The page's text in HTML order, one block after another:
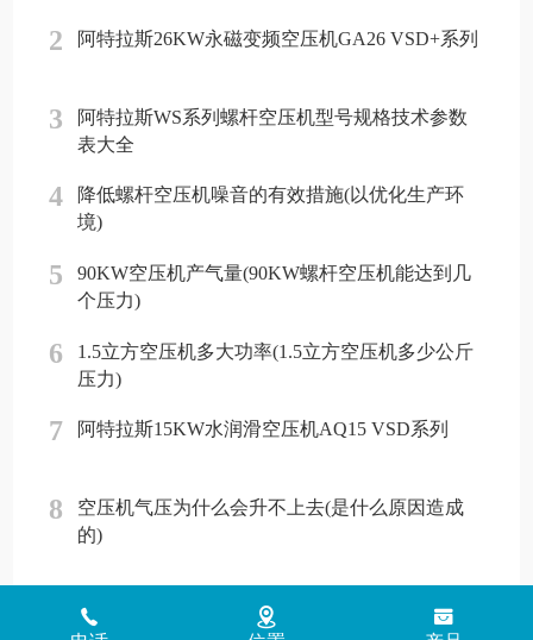
2 阿特拉斯26KW永磁变频空压机GA26 VSD+系列
3
阿特拉斯WS系列螺杆空压机型号规格技术参数
表大全
4
降低螺杆空压机噪音的有效措施(以优化生产环
境)
5
90KW空压机产气量(90KW螺杆空压机能达到几
个压力)
6
1.5立方空压机多大功率(1.5立方空压机多少公斤
压力)
7 阿特拉斯15KW水润滑空压机AQ15 VSD系列
8
空压机气压为什么会升不上去(是什么原因造成
的)
Copyright © 2018 - 2026 www.jinlingyasuoji.com
气胜智能装备（深圳）